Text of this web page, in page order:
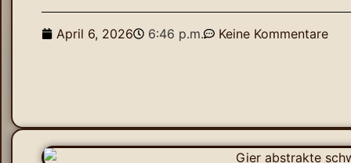
April 6, 2026 6:46 p.m. Keine Kommentare